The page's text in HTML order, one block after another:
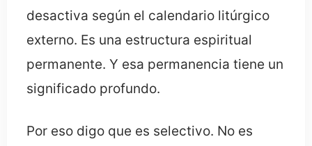
desactiva según el calendario litúrgico
externo. Es una estructura espiritual
permanente. Y esa permanencia tiene un
significado profundo.
Por eso digo que es selectivo. No es